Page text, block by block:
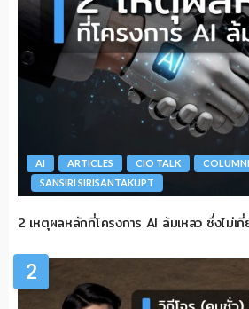
AI ARTICLES CIO TALK
SANSIRI SIRISANTAKUPT
2 เหตุผลหลักที่โครงการ AI ล้มเหลว ซึ่งไม่เกี่
2